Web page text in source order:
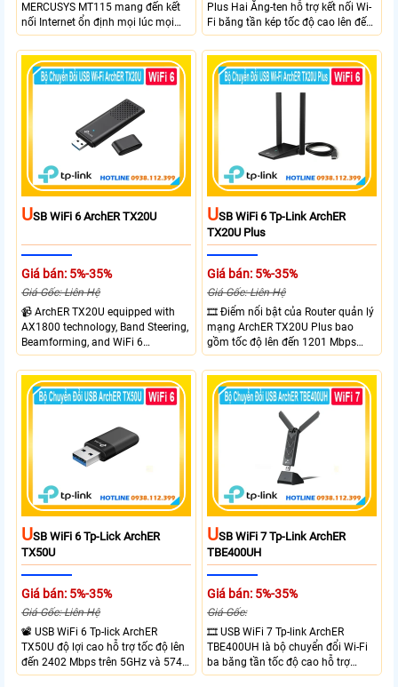
MERCUSYS MT115 mang đến kết
nối Internet ổn định mọi lúc mọi
nơi với tốc độ 4G LTE tải xuống lên
đến 150Mbps. Chuẩn WiFi 6
AX300, pin 2400mAh hoạt động
đến 10 giờ và khả năng kết nối
Plus Hai Ăng-ten hỗ trợ kết nối Wi-
Fi băng tần kép tốc độ cao lên đến
1300 Mbps. Hai ăng-ten ngoài kết
hợp công nghệ Beamforming giúp
tăng cường tín hiệu và vùng phủ
sóng. USB 3.0 cho tốc độ truyền dữ
và cài đặt dễ dàng không cần đĩa
tư
USB WiFi 6 ArchER TX20U
Giá bán: 5%-35%
Giá Gốc: Liên Hệ
📹 ArchER TX20U equipped with
AX1800 technology, Band Steering,
Beamforming, and WiFi 6
transmission. Band Steering
technology optimizes connections,
Beamforming enhances signal
focus for better coverage. Upgrade
leading-edge features.
USB WiFi 6 Tp-Link ArchER
TX20U Plus
Giá bán: 5%-35%
Giá Gốc: Liên Hệ
🎞 Điểm nổi bật của Router quản lý
mạng ArchER TX20U Plus bao
gồm tốc độ lên đến 1201 Mbps
trên băng tần 5 GHz và 574 Mbps
trên băng tần 2.4 GHz. công nghệ
Band Steering, Beamforming và
Wifi 6 cung cấp hiệu suất cao và
ổn định cho mạng Wi-Fi của bạn.
USB WiFi 6 Tp-Lick ArchER
TX50U
Giá bán: 5%-35%
Giá Gốc: Liên Hệ
📽 USB WiFi 6 Tp-lick ArchER
TX50U độ lợi cao hỗ trợ tốc độ lên
đến 2402 Mbps trên 5GHz và 574
Mbps trên 2.4GHz mang đến kết
USB WiFi 7 Tp-Link ArchER
TBE400UH
Giá bán: 5%-35%
Giá Gốc:
🎞 USB WiFi 7 Tp-link ArchER
TBE400UH là bộ chuyển đổi Wi-Fi
ba băng tần tốc độ cao hỗ trợ
2882 Mbps trên 6GHz, 2882 Mbps